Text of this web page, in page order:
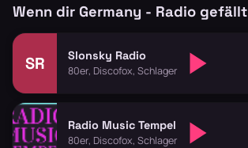
Wenn dir Germany - Radio gefällt
SR Slonsky Radio
80er, Discofox, Schlager
Radio Music Tempel
80er, Discofox, Schlager